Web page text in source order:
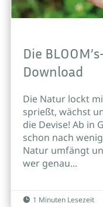
Die
Download
Die Natur lockt
sprießt, wächst
die Devise! Ab in
schon nach
Natur umfängt
wer genau...
 1 Minuten Lesezeit